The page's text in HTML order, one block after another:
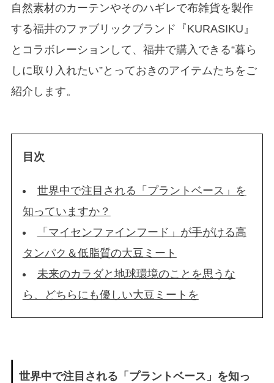
自然素材のカーテンやそのハギレで布雑貨を製作
する福井のファブリックブランド『KURASIKU』
とコラボレーションして、福井で購入できる“暮ら
しに取り入れたい”とっておきのアイテムたちをご
紹介します。
目次
世界中で注目される「プラントベース」を
知っていますか？
「マイセンファインフード」が手がける高
タンパク＆低脂質の大豆ミート
未来のカラダと地球環境のことを思うな
ら、どちらにも優しい大豆ミートを
世界中で注目される「プラントベース」を知っ